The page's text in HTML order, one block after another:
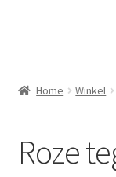
Mozaïekvellen
Contact
Home Winkel
Roze